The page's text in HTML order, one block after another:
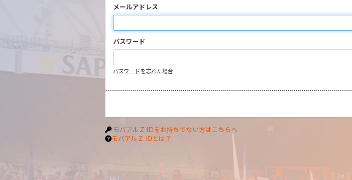
メールアドレス
パスワード
パスワードを忘れた場合
モバアルＺ IDをお持ちでない方はこちらへ
モバアルＺ IDとは？